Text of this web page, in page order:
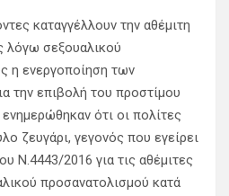
καταγγέλλουν την αθέμιτη
λόγω σεξουαλικού
η ενεργοποίηση των
την επιβολή του προστίμου
ότι οι πολίτες
ζευγάρι, γεγονός που εγείρει
Ν.4443/2016 για τις αθέμιτες
προσανατολισμού κατά